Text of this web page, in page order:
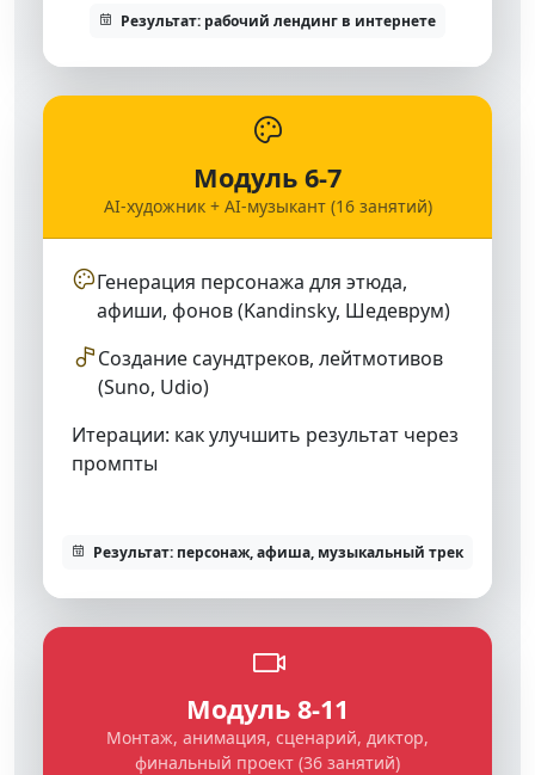
Результат: рабочий лендинг в интернете
Модуль 6-7
AI-художник + AI-музыкант (16 занятий)
Генерация персонажа для этюда,
афиши, фонов (Kandinsky, Шедеврум)
Создание саундтреков, лейтмотивов
(Suno, Udio)
Итерации: как улучшить результат через
промпты
Результат: персонаж, афиша, музыкальный трек
Модуль 8-11
Монтаж, анимация, сценарий, диктор,
финальный проект (36 занятий)